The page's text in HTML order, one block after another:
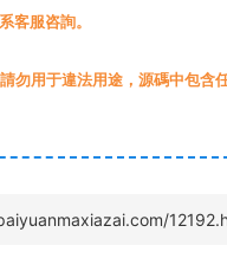
客服咨詢。
勿用于違法用途，源碼中包含